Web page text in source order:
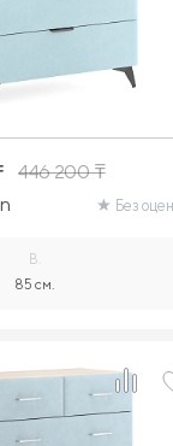
446 200₸
Без
В.
85 см.